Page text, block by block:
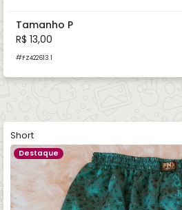
Tamanho P
R$ 13,00
FZ422613.1
Short
Destaque